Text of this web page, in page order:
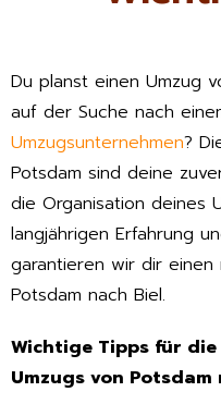
Du planst einen Umzug
auf der Suche nach
Umzugsunternehmen?
Potsdam sind deine
die Organisation deines
langjährigen Erfahrung
garantieren wir dir einen
Potsdam nach Biel.
Wichtige Tipps für
Umzugs von Potsdam